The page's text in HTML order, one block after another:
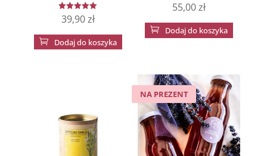
Oceniono
5
39,90zł
 Dodaj do koszyka
55,00zł
 Dodaj do koszyka
NA PREZENT